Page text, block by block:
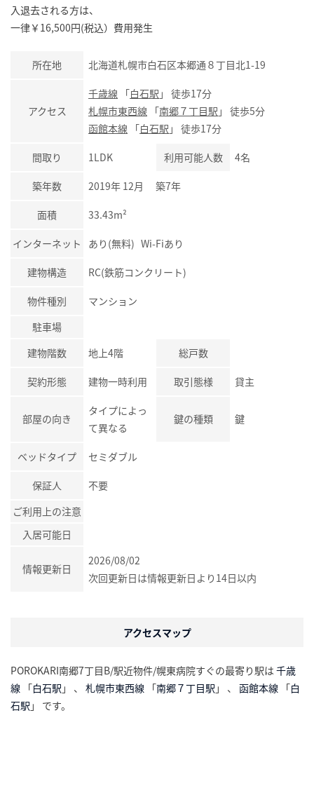
入退去される方は、
一律￥16,500円(税込）費用発生
所在地 北海道札幌市白石区本郷通８丁目北1-19
アクセス
千歳線 「白石駅 」 徒歩17分
札幌市東西線 「南郷７丁目駅 」 徒歩5分
函館本線 「白石駅 」 徒歩17分
間取り 1LDK 利用可能人数 4名
築年数 2019年 12月 築7年
面積 33.43m²
インターネット あり(無料) Wi-Fiあり
建物構造 RC(鉄筋コンクリート)
物件種別
マンション
駐車場
建物階数
地上4階 総戸数
契約形態 建物一時利用 取引態様 貸主
部屋の向き
タイプによっ
て異なる
鍵の種類 鍵
ベッドタイプ セミダブル
保証人
不要
ご利用上の注意
入居可能日
情報更新日
2026/08/02
次回更新日は情報更新日より14日以内
アクセスマップ
POROKARI南郷7丁目B/駅近物件/幌東病院すぐの最寄り駅は 千歳
線 「白石駅 」 、 札幌市東西線 「南郷７丁目駅 」 、 函館本線 「白
石駅 」 です。